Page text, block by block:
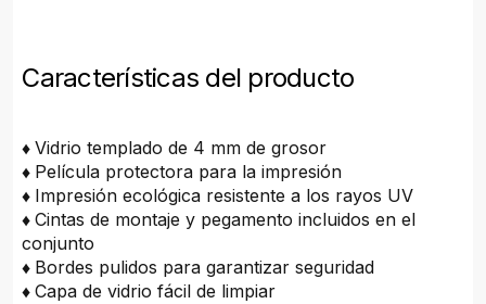
Características del producto
♦Vidrio templado de 4 mm de grosor
♦ Película protectora para la impresión
♦ Impresión ecológica resistente a los rayos UV
♦Cintas de montaje y pegamento incluidos en el
conjunto
♦ Bordes pulidos para garantizar seguridad
♦Capa de vidrio fácil de limpiar